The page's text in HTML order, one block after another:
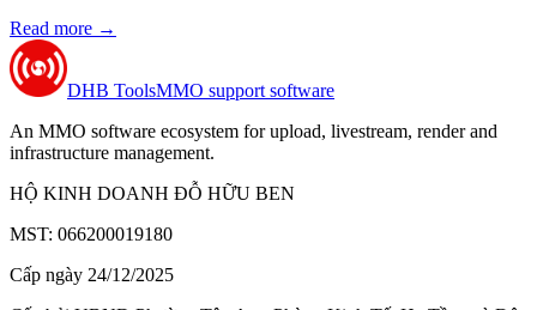
Read more →
DHB ToolsMMO support software
An MMO software ecosystem for upload, livestream, render and
infrastructure management.
HỘ KINH DOANH ĐỖ HỮU BEN
MST: 066200019180
Cấp ngày 24/12/2025